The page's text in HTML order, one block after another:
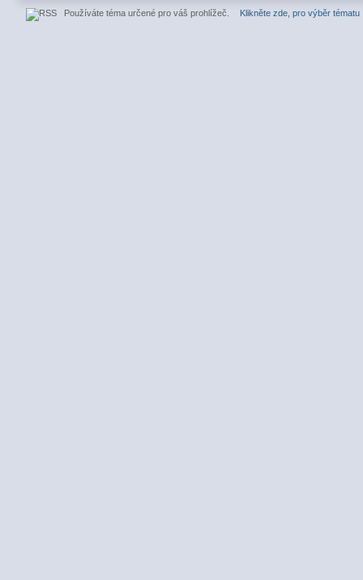
Používáte téma určené pro váš prohlížeč. Klikněte zde, pro výběr tématu